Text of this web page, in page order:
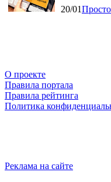
20/01
О проекте
Правила портала
Правила рейтинга
Политика
Реклама на сайте